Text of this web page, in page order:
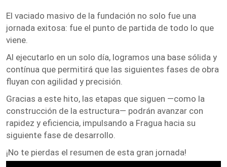
El vaciado masivo de la fundación no solo fue una
jornada exitosa: fue el punto de partida de todo lo que
viene.
Al ejecutarlo en un solo día, logramos una base sólida y
contínua que permitirá que las siguientes fases de obra
fluyan con agilidad y precisión.
Gracias a este hito, las etapas que siguen —como la
construcción de la estructura— podrán avanzar con
rapidez y eficiencia, impulsando a Fragua hacia su
siguiente fase de desarrollo.
¡No te pierdas el resumen de esta gran jornada!